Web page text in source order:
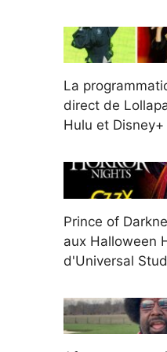
La
direct de
Hulu et
Prince of
aux Halloween
d'Universal